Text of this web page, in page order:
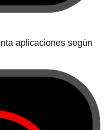
aplicaciones según